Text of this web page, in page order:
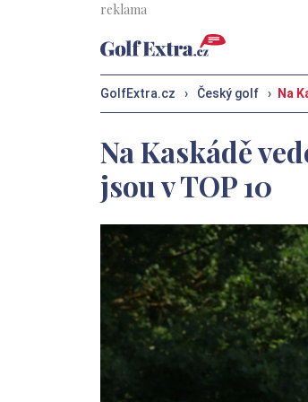
GolfExtra.cz › Český golf › Na
Na Kaskádě
jsou v TOP 10